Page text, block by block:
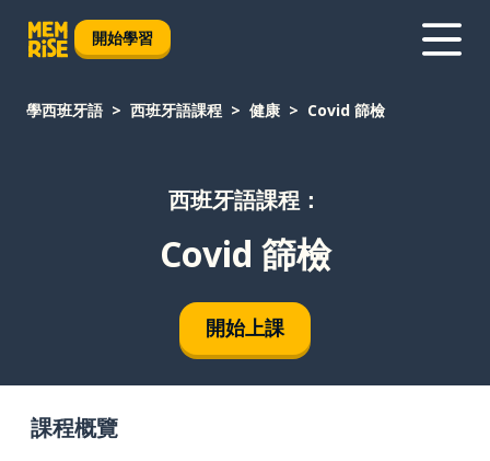
開始學習
學西班牙語 西班牙語課程 健康 Covid 篩檢
西班牙語課程：
Covid 篩檢
開始上課
課程概覽